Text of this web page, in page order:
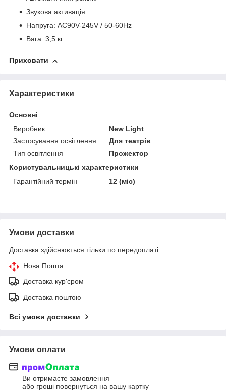
Звукова активація
Напруга: AC90V-245V / 50-60Hz
Вага: 3,5 кг
Приховати
Характеристики
Основні
Виробник
New Light
Застосування освітлення
Для театрів
Тип освітлення
Прожектор
Користувальницькі характеристики
Гарантійний термін
12 (міс)
Умови доставки
Доставка здійснюється тільки по передоплаті.
Нова Пошта
Доставка кур'єром
Доставка поштою
Всі умови доставки
Умови оплати
Ви отримаєте замовлення
або гроші повернуться на вашу картку